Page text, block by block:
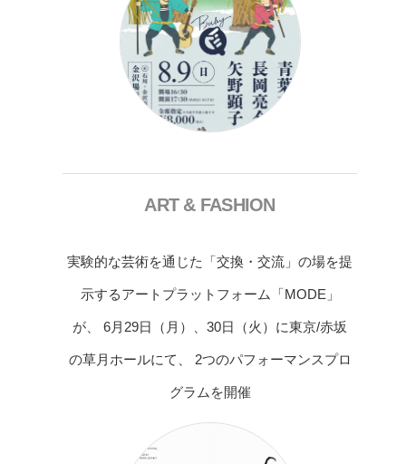
ART & FASHION
実験的な芸術を通じた「交換・交流」の場を提
示するアートプラットフォーム「MODE」
が、 6月29日（月）、30日（火）に東京/赤坂
の草月ホールにて、 2つのパフォーマンスプロ
グラムを開催